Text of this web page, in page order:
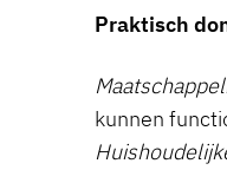
Praktisch
kunnen